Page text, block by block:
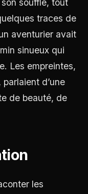
souffle, tout
traces de
aventurier avait
sinueux qui
Les empreintes,
d’une
de beauté, de
les